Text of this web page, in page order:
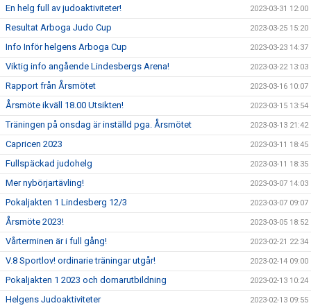
En helg full av judoaktiviteter! 2023-03-31 12:00
Resultat Arboga Judo Cup 2023-03-25 15:20
Info Inför helgens Arboga Cup 2023-03-23 14:37
Viktig info angående Lindesbergs Arena! 2023-03-22 13:03
Rapport från Årsmötet 2023-03-16 10:07
Årsmöte ikväll 18.00 Utsikten! 2023-03-15 13:54
Träningen på onsdag är inställd pga. Årsmötet 2023-03-13 21:42
Capricen 2023 2023-03-11 18:45
Fullspäckad judohelg 2023-03-11 18:35
Mer nybörjartävling! 2023-03-07 14:03
Pokaljakten 1 Lindesberg 12/3 2023-03-07 09:07
Årsmöte 2023! 2023-03-05 18:52
Vårterminen är i full gång! 2023-02-21 22:34
V.8 Sportlov! ordinarie träningar utgår! 2023-02-14 09:00
Pokaljakten 1 2023 och domarutbildning 2023-02-13 10:24
Helgens Judoaktiviteter 2023-02-13 09:55